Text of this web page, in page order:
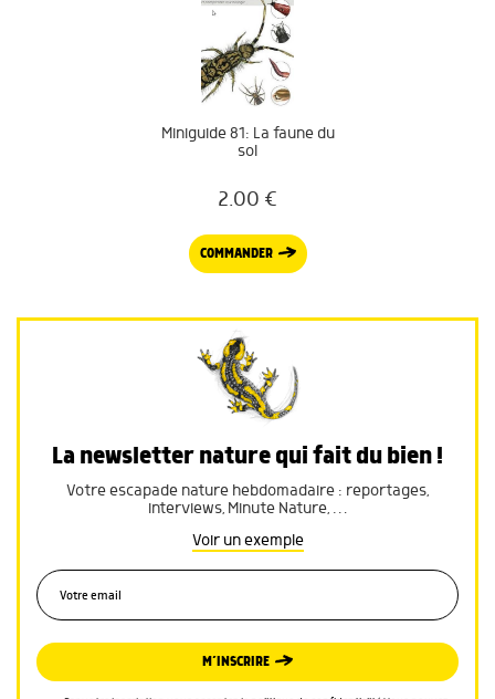
Miniguide 81: La faune du
sol
2.00 €
COMMANDER
La newsletter nature qui fait du bien !
Votre escapade nature hebdomadaire : reportages,
interviews, Minute Nature, …
Voir un exemple
M’INSCRIRE